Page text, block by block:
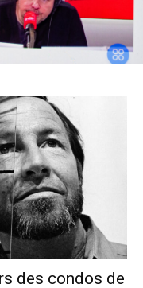
des condos de